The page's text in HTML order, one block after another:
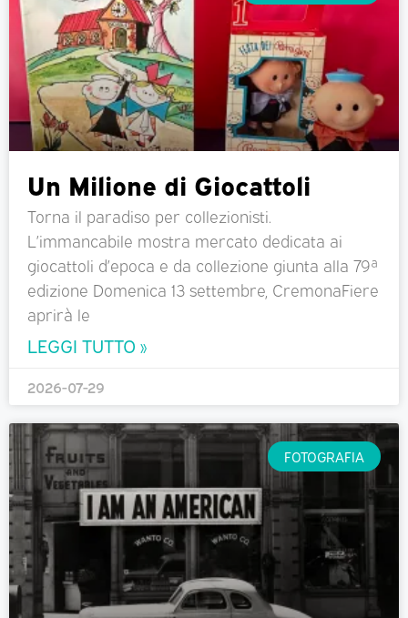
Un Milione di Giocattoli
Torna il paradiso per collezionisti.
L’immancabile mostra mercato dedicata ai
giocattoli d’epoca e da collezione giunta alla 79ª
edizione Domenica 13 settembre, CremonaFiere
aprirà le
LEGGI TUTTO »
2026-07-29
FOTOGRAFIA